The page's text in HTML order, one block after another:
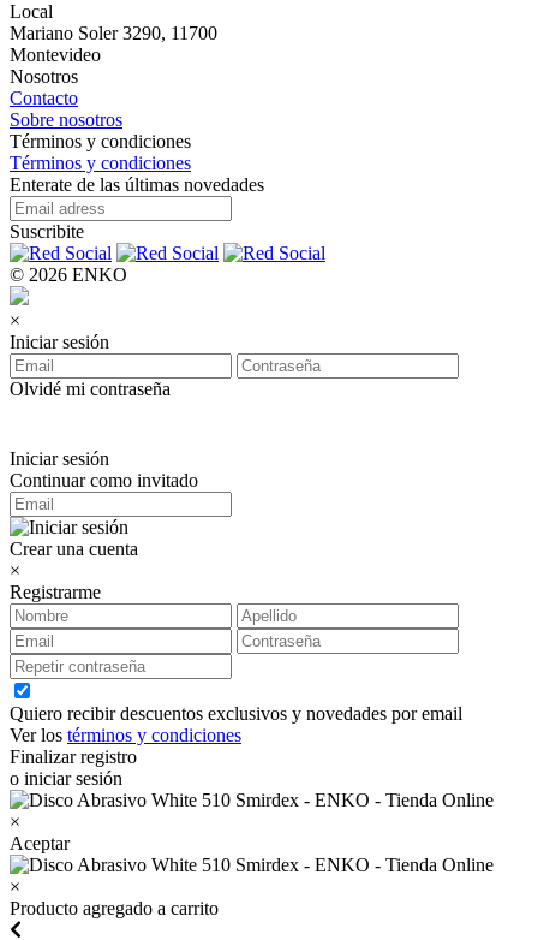
Local
Mariano Soler 3290, 11700
Montevideo
Nosotros
Contacto
Sobre nosotros
Términos y condiciones
Términos y condiciones
Enterate de las últimas novedades
Suscribite
© 2026 ENKO
×
Iniciar sesión
Olvidé mi contraseña
Iniciar sesión
Continuar como invitado
Crear una cuenta
×
Registrarme
Quiero recibir descuentos exclusivos y novedades por email
Ver los términos y condiciones
Finalizar registro
o iniciar sesión
×
Aceptar
×
Producto agregado a carrito